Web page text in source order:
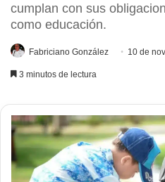
cumplan con sus
como educación.
Fabriciano González 10 de
3 minutos de lectura